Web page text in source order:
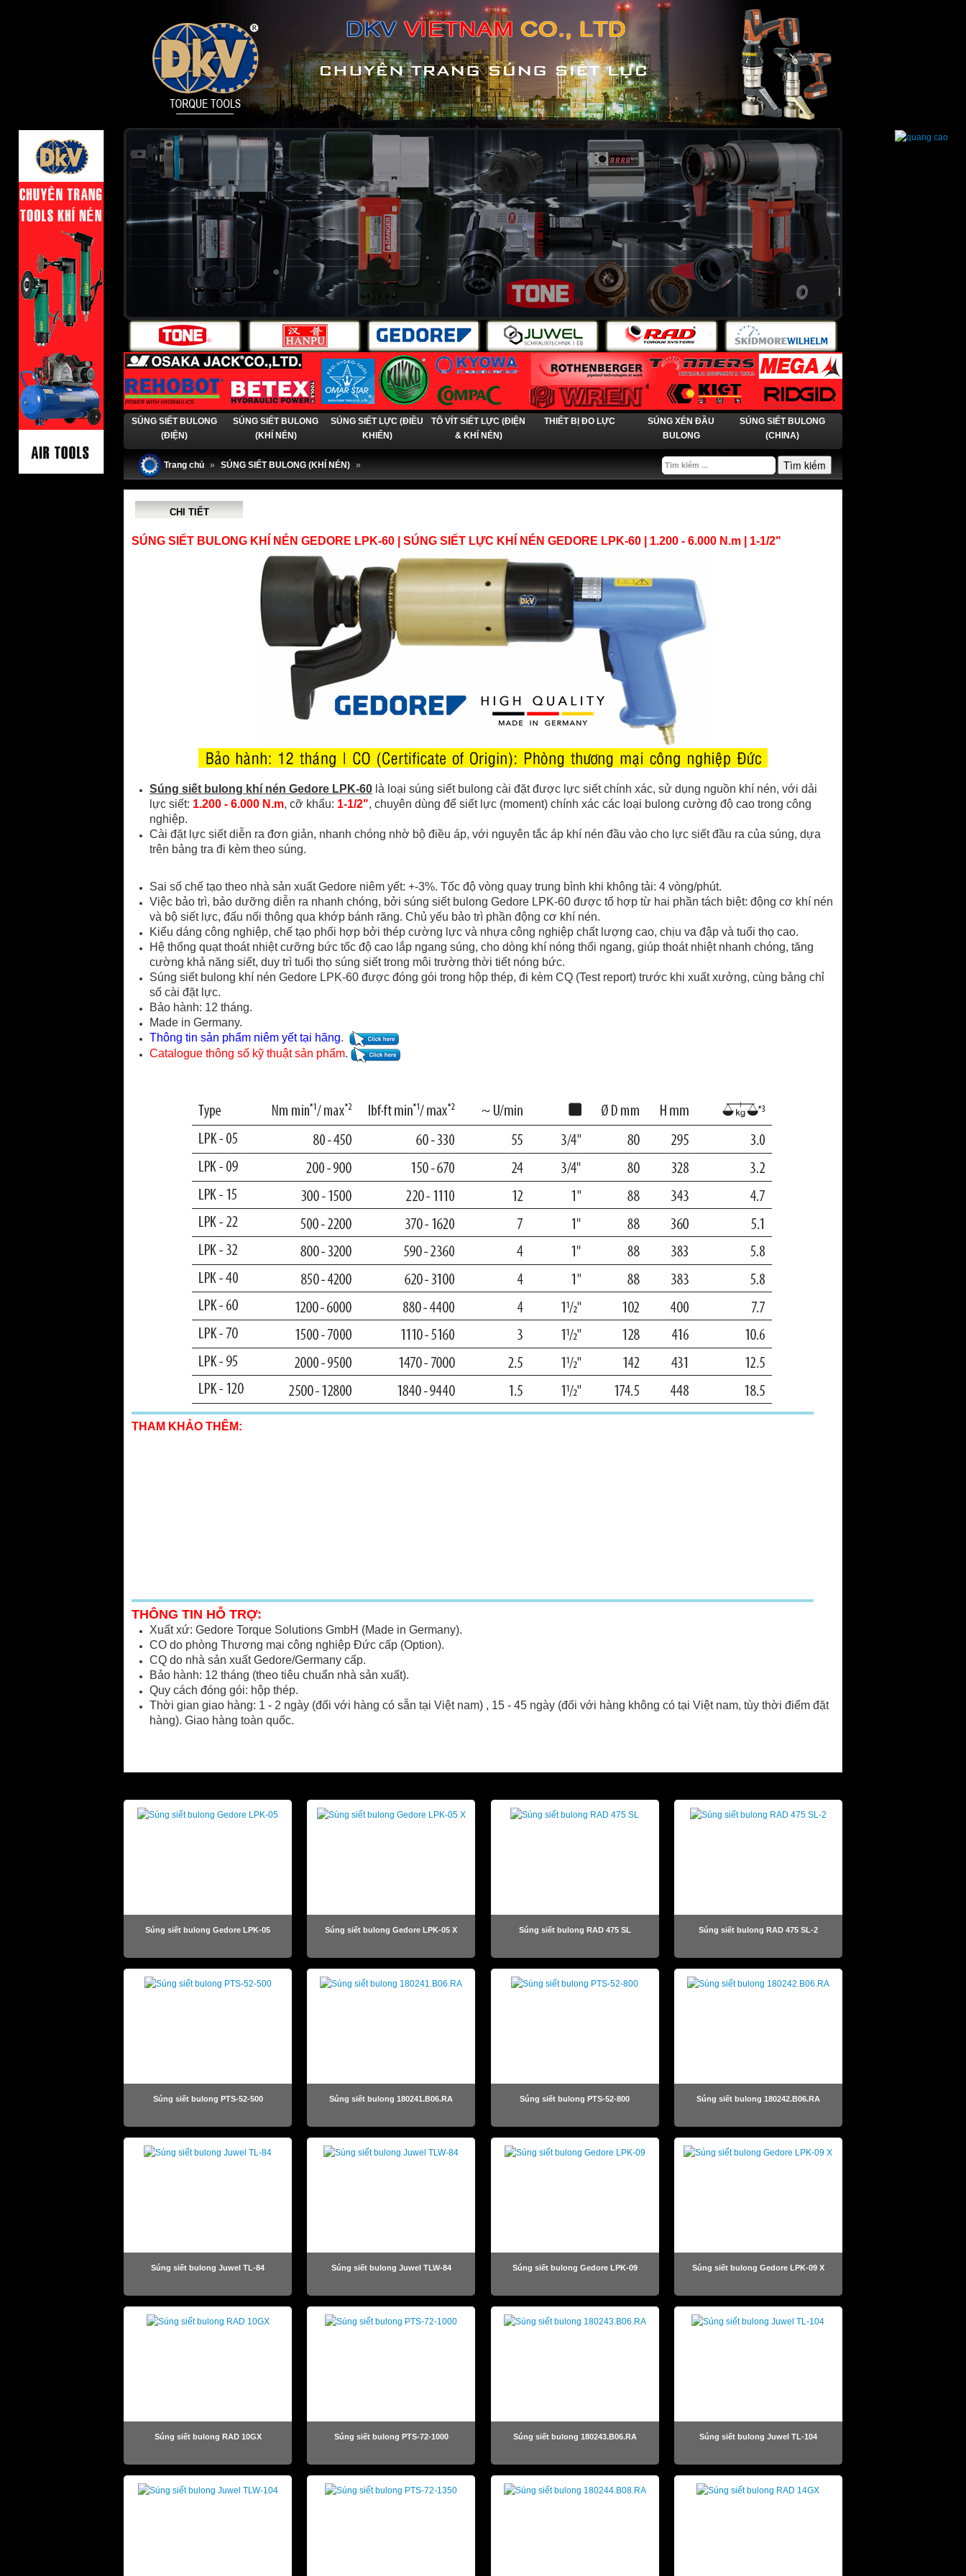
SÚNG SIẾT BULONG
(ĐIỆN)
SÚNG SIẾT BULONG
(KHÍ NÉN)
SÚNG SIẾT LỰC (ĐIỀU
KHIỂN)
TÔ VÍT SIẾT LỰC (ĐIỆN
& KHÍ NÉN)
THIẾT BỊ ĐO LỰC
SÚNG XÉN ĐẦU
BULONG
SÚNG SIẾT BULONG
(CHINA)
Trang chủ » SÚNG SIẾT BULONG (KHÍ NÉN) » Tìm kiếm
CHI TIẾT
SÚNG SIẾT BULONG KHÍ NÉN GEDORE LPK-60 | SÚNG SIẾT LỰC KHÍ NÉN GEDORE LPK-60 | 1.200 - 6.000 N.m | 1-1/2"
Súng siết bulong khí nén Gedore LPK-60 là loại súng siết bulong cài đặt được lực siết chính xác, sử dụng nguồn khí nén, với dải
lực siết: 1.200 - 6.000 N.m, cỡ khẩu: 1-1/2", chuyên dùng để siết lực (moment) chính xác các loại bulong cường độ cao trong công
nghiệp.
Cài đặt lực siết diễn ra đơn giản, nhanh chóng nhờ bộ điều áp, với nguyên tắc áp khí nén đầu vào cho lực siết đầu ra của súng, dựa
trên bảng tra đi kèm theo súng.
Sai số chế tạo theo nhà sản xuất Gedore niêm yết: +-3%. Tốc độ vòng quay trung bình khi không tải: 4 vòng/phút.
Việc bảo trì, bảo dưỡng diễn ra nhanh chóng, bởi súng siết bulong Gedore LPK-60 được tổ hợp từ hai phần tách biệt: động cơ khí nén
và bộ siết lực, đấu nối thông qua khớp bánh răng. Chủ yếu bảo trì phần động cơ khí nén.
Kiểu dáng công nghiệp, chế tạo phối hợp bởi thép cường lực và nhựa công nghiệp chất lượng cao, chịu va đập và tuổi thọ cao.
Hệ thống quạt thoát nhiệt cưỡng bức tốc độ cao lắp ngang súng, cho dòng khí nóng thổi ngang, giúp thoát nhiệt nhanh chóng, tăng
cường khả năng siết, duy trì tuổi thọ súng siết trong môi trường thời tiết nóng bức.
Súng siết bulong khí nén Gedore LPK-60 được đóng gói trong hộp thép, đi kèm CQ (Test report) trước khi xuất xưởng, cùng bảng chỉ
số cài đặt lực.
Bảo hành: 12 tháng.
Made in Germany.
Thông tin sản phẩm niêm yết tại hãng.
Catalogue thông số kỹ thuật sản phẩm.
THAM KHẢO THÊM:
THÔNG TIN HỖ TRỢ:
Xuất xứ: Gedore Torque Solutions GmbH (Made in Germany).
CO do phòng Thương mại công nghiệp Đức cấp (Option).
CQ do nhà sản xuất Gedore/Germany cấp.
Bảo hành: 12 tháng (theo tiêu chuẩn nhà sản xuất).
Quy cách đóng gói: hộp thép.
Thời gian giao hàng: 1 - 2 ngày (đối với hàng có sẵn tại Việt nam) , 15 - 45 ngày (đối với hàng không có tại Việt nam, tùy thời điểm đặt
hàng). Giao hàng toàn quốc.
Súng siết bulong Gedore LPK-05 Súng siết bulong Gedore LPK-05 X Súng siết bulong RAD 475 SL Súng siết bulong RAD 475 SL-2
Súng siết bulong PTS-52-500 Súng siết bulong 180241.B06.RA Súng siết bulong PTS-52-800 Súng siết bulong 180242.B06.RA
Súng siết bulong Juwel TL-84 Súng siết bulong Juwel TLW-84 Súng siết bulong Gedore LPK-09 Súng siết bulong Gedore LPK-09 X
Súng siết bulong RAD 10GX Súng siết bulong PTS-72-1000 Súng siết bulong 180243.B06.RA Súng siết bulong Juwel TL-104